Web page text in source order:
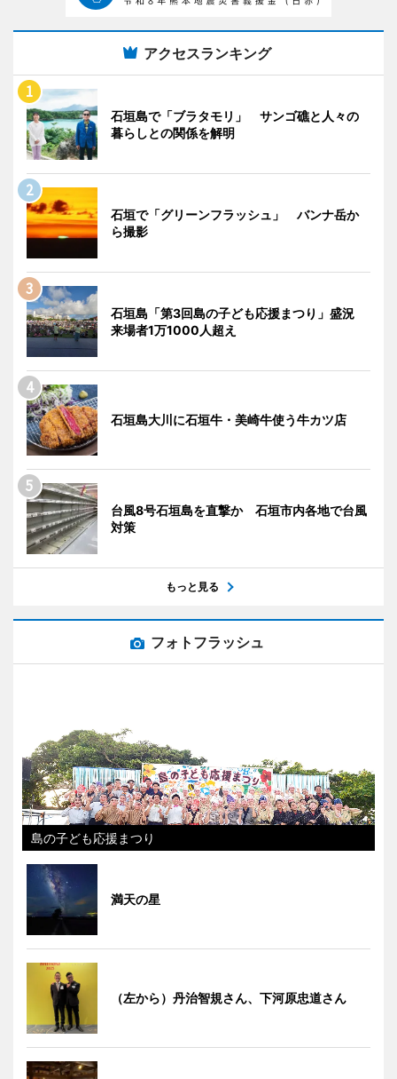
アクセスランキング
石垣島で「ブラタモリ」 サンゴ礁と人々の
暮らしとの関係を解明
石垣で「グリーンフラッシュ」 バンナ岳か
ら撮影
石垣島「第3回島の子ども応援まつり」盛況
来場者1万1000人超え
石垣島大川に石垣牛・美崎牛使う牛カツ店
台風8号石垣島を直撃か 石垣市内各地で台風
対策
もっと見る
フォトフラッシュ
島の子ども応援まつり
満天の星
（左から）丹治智規さん、下河原忠道さん